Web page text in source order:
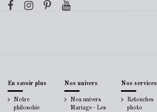
En savoir plus
Notre
philosohie
Nos univers
Nos univers
Mariage - Les
Nos services
Retouches
photo